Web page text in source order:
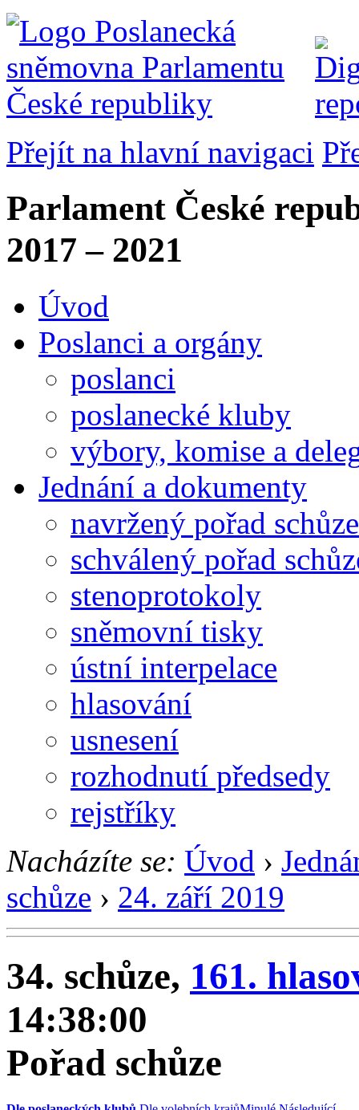
Přejít na hlavní navigaci
Parlament České
2017 – 2021
Úvod
Poslanci a orgány
poslanci
poslanecké kluby
výbory, komise a
Jednání a dokumenty
navržený pořad schůze
schválený pořad
stenoprotokoly
sněmovní tisky
ústní interpelace
hlasování
usnesení
rozhodnutí předsedy
rejstříky
Nacházíte se: Úvod ›
schůze › 24. září 2019
34. schůze, 161.
14:38:00
Pořad schůze